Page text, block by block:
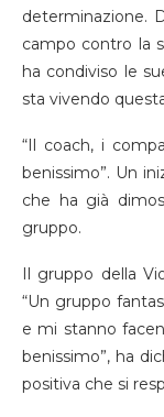
determinazione.
campo contro la
ha condiviso le
sta vivendo
“Il coach, i
benissimo”. Un
che ha già
gruppo.
Il gruppo della
“Un gruppo
e mi stanno
benissimo”, ha
positiva che si